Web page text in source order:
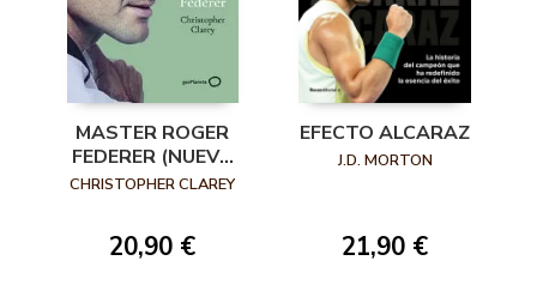
MASTER ROGER
FEDERER (NUEVA
PRESENTACIÓN)
CHRISTOPHER CLAREY
20,90 €
EFECTO ALCARAZ
J.D. MORTON
21,90 €